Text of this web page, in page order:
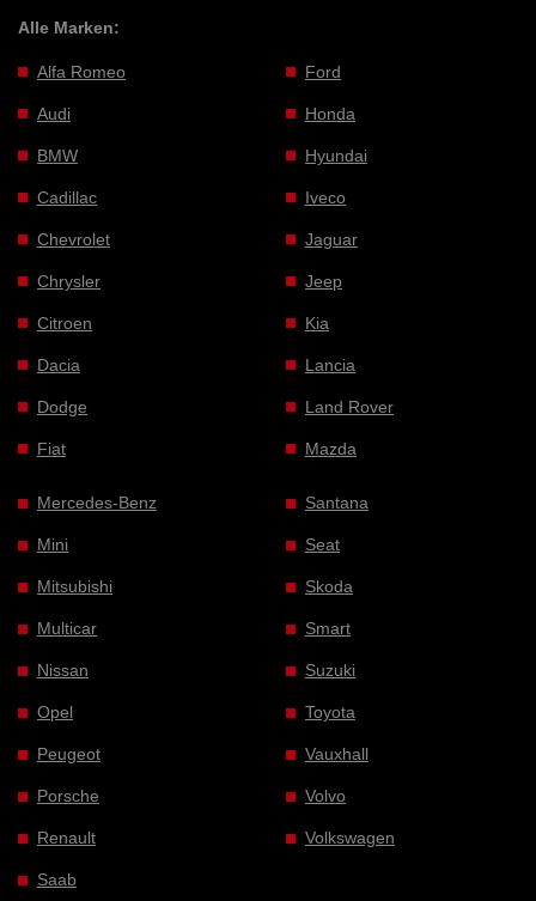
Alle Marken:
Alfa Romeo
Audi
BMW
Cadillac
Chevrolet
Chrysler
Citroen
Dacia
Dodge
Fiat
Ford
Honda
Hyundai
Iveco
Jaguar
Jeep
Kia
Lancia
Land Rover
Mazda
Mercedes-Benz
Mini
Mitsubishi
Multicar
Nissan
Opel
Peugeot
Porsche
Renault
Saab
Santana
Seat
Skoda
Smart
Suzuki
Toyota
Vauxhall
Volvo
Volkswagen